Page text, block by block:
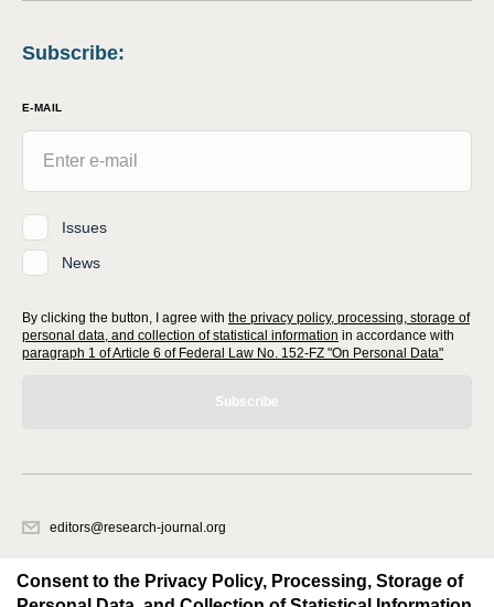
Subscribe:
E-MAIL
Issues
News
By clicking the button, I agree with the privacy policy, processing, storage of
personal data, and collection of statistical information in accordance with
paragraph 1 of Article 6 of Federal Law No. 152-FZ "On Personal Data"
Subscribe
editors@research-journal.org
office 1
Consent to the Privacy Policy, Processing, Storage of